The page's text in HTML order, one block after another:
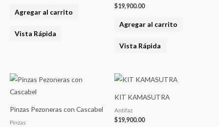
Agregar al carrito
Vista Rápida
$19,900.00
Agregar al carrito
Vista Rápida
Pinzas Pezoneras con Cascabel
Pinzas
KIT KAMASUTRA
Antifaz
$19,900.00